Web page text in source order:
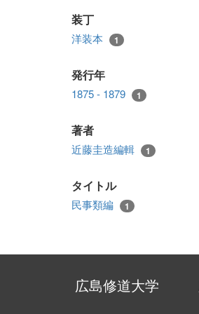
装丁
洋装本 1
発行年
1875 - 1879 1
著者
近藤圭造編輯 1
タイトル
民事類編 1
広島修道大学